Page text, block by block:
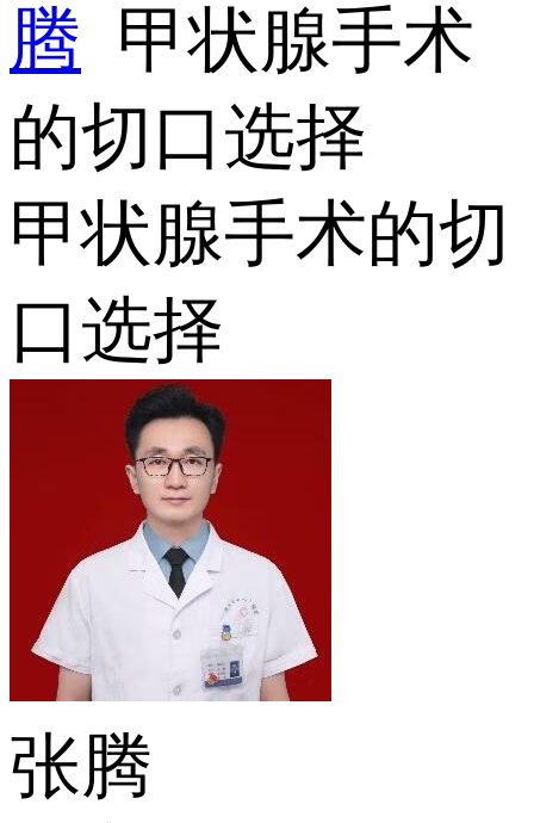
腾 甲状腺手术
的切口选择
甲状腺手术的切
口选择
张腾